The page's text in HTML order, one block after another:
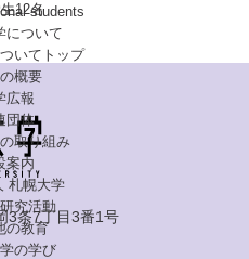
students
について
いてトップ
概要
広報
団体
取り組み
案内
札幌大学
究活動
の教育
の学び
12名
条7丁目3番1号